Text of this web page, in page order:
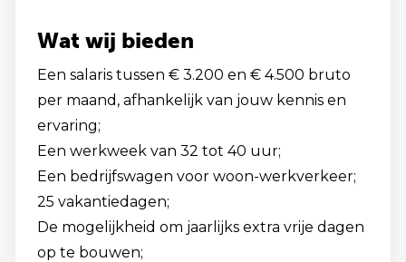
Wat wij bieden
Een salaris tussen € 3.200 en € 4.500 bruto
per maand, afhankelijk van jouw kennis en
ervaring;
Een werkweek van 32 tot 40 uur;
Een bedrijfswagen voor woon-werkverkeer;
25 vakantiedagen;
De mogelijkheid om jaarlijks extra vrije dagen
op te bouwen;